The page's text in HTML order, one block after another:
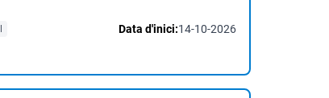
Data d'inici:14-10-2026